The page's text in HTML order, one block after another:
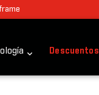
Descuentos